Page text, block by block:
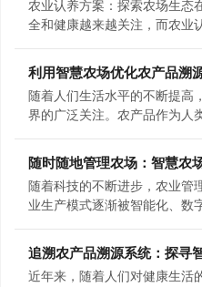
农业认养方案：探索农场生态
全和健康越来越关注，而农业认
利用智慧农场优化农产品溯
随着人们生活水平的不断提高
界的广泛关注。农产品作为人类
随时随地管理农场：智慧农
随着科技的不断进步，农业管
业生产模式逐渐被智能化、数字
追溯农产品溯源系统：探寻
近年来，随着人们对健康生活